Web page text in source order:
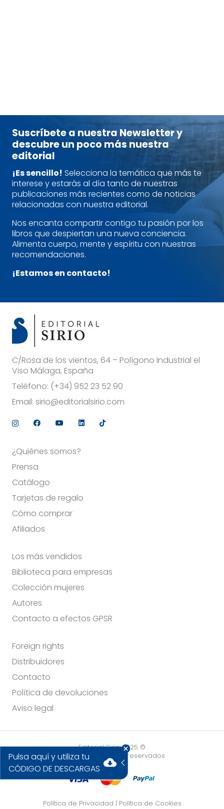
Suscríbete a nuestra Newsletter y
descubre un poco más nuestra
editorial
¡Es sencillo! Selecciona la temática que más te
interese y estarás al día tanto de nuestras
publicaciones más recientes como de noticias
relacionadas con nuestra editorial.
Nos encanta compartir contigo tu pasión por los
libros que despiertan una nueva conciencia.
Alimenta cuerpo, mente y espíritu con nuestras
recomendaciones.
¡Estamos en contacto!
C/Rosa de los vientos, 64 – Polígono Industrial el
Viso Málaga, España
Teléfono: (+34) 952 23 52 90
Email: sirio@editorialsirio.com
cloud_download
Pulsa aquí y utiliza tu
CÓDIGO DE DESCARGAS
¿Quiénes somos?
Prensa
Catálogo
Tarjetas de regalo
Cómo comprar
Afiliados
Los más vendidos
Biblioteca para empresas
Colección mujeres
Autores
Contacto a efectos GPSR
Foreign rights
Distribuidores
Contacto
Política de devoluciones
Aviso legal
Editorial Sirio 2025 ©
Todos los derechos reservados
Política de Privacidad | Política de Cookies